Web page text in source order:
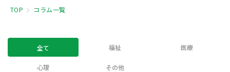
TOP コラム一覧
全て 福祉 医療
心理 その他